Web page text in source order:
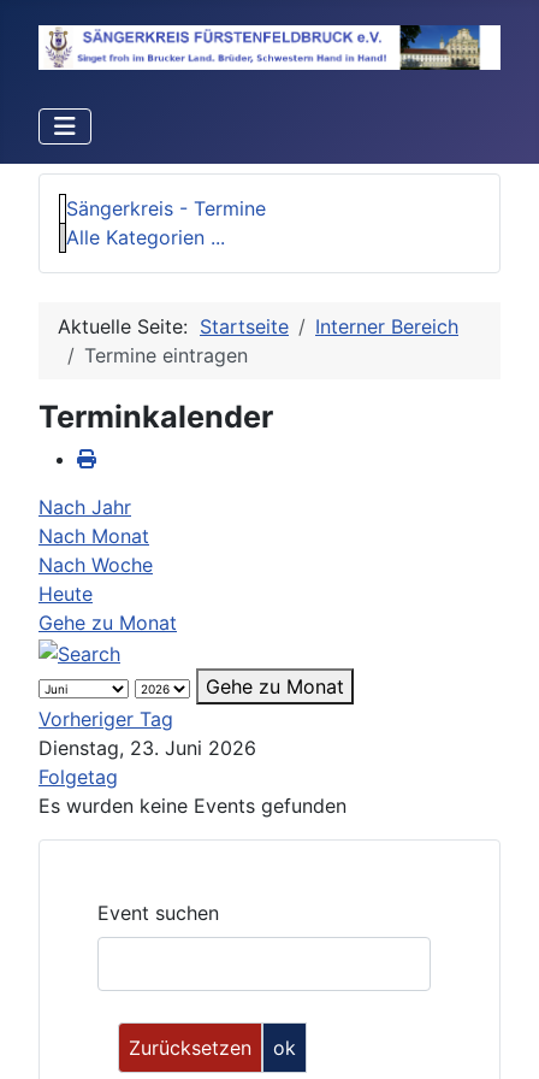
Sängerkreis - Termine
Alle Kategorien ...
Aktuelle Seite: Startseite
Interner Bereich
Termine eintragen
Terminkalender
Nach Jahr
Nach Monat
Nach Woche
Heute
Gehe zu Monat
Gehe zu Monat
Vorheriger Tag
Dienstag, 23. Juni 2026
Folgetag
Es wurden keine Events gefunden
Event suchen